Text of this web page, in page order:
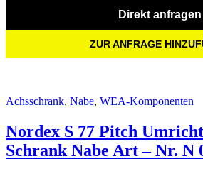
Direkt anfragen
ZUR ANFRAGE
Achsschrank, Nabe, WEA-Komponenten
Nordex S 77 Pitch
Schrank Nabe Art – Nr. N